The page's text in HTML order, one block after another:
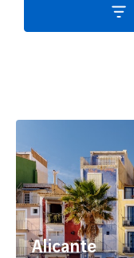
directau départ de
, et vivez
Alicante